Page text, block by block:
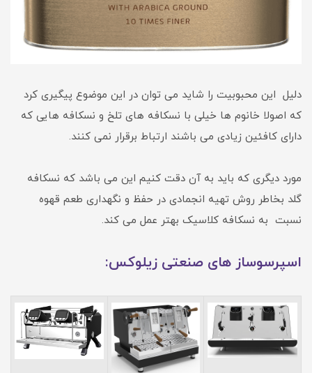
دلیل این محبوبیت را شاید می توان در این موضوع پیگیری کرد
که اصولا خانوم ها خیلی با نسکافه های تلخ و نسکافه هایی که
دارای کافئین زیادی می باشند ارتباط برقرار نمی کنند.
مورد دیگری که باید به آن دقت کنیم این می باشد که نسکافه
گلد بخاطر روش تهیه انجمادی در حفظ و نگهداری طعم قهوه
نسبت به نسکافه کلاسیک بهتر عمل می کند.
اسپرسوساز های صنعتی زیلوکس: